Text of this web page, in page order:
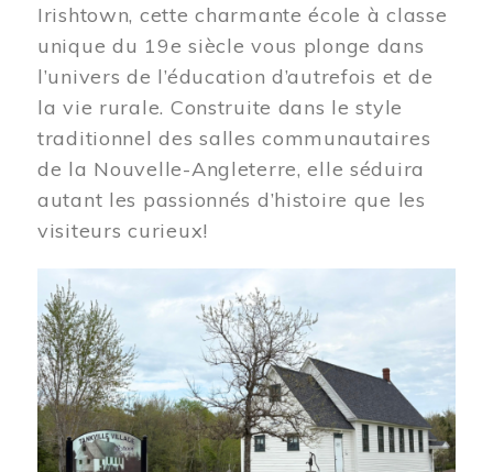
Irishtown, cette charmante école à classe
unique du 19e siècle vous plonge dans
l’univers de l’éducation d’autrefois et de
la vie rurale. Construite dans le style
traditionnel des salles communautaires
de la Nouvelle-Angleterre, elle séduira
autant les passionnés d’histoire que les
visiteurs curieux!
Image